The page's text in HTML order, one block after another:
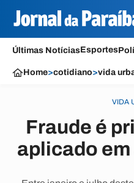
Últimas NotíciasEsportes
Home>cotidiano>vida
VIDA
Fraude é
aplicado